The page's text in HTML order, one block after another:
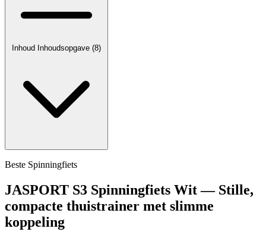
Inhoud Inhoudsopgave (8)
Beste Spinningfiets
JASPORT S3 Spinningfiets Wit — Stille,
compacte thuistrainer met slimme
koppeling